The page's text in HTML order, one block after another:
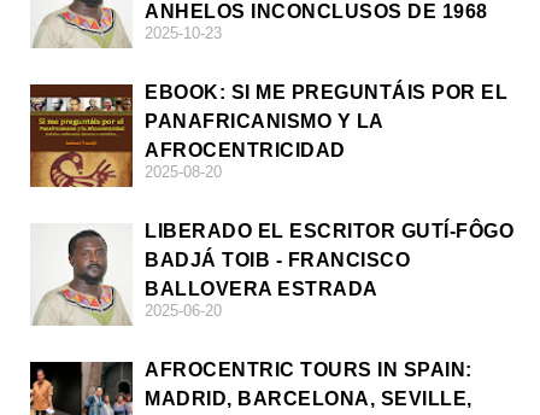
ANHELOS INCONCLUSOS DE 1968
2025-10-23
EBOOK: SI ME PREGUNTÁIS POR EL
PANAFRICANISMO Y LA
AFROCENTRICIDAD
2025-08-20
LIBERADO EL ESCRITOR GUTÍ-FÔGO
BADJÁ TOIB - FRANCISCO
BALLOVERA ESTRADA
2025-06-20
AFROCENTRIC TOURS IN SPAIN:
MADRID, BARCELONA, SEVILLE,